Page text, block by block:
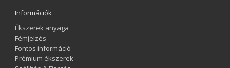
Információk
Ékszerek anyaga
Fémjelzés
Fontos információ
Prémium ékszerek